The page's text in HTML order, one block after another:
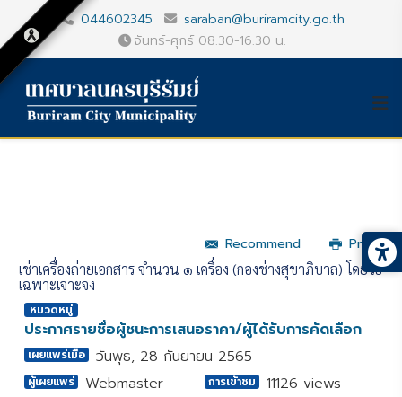
044602345
saraban@buriramcity.go.th
จันทร์-ศุกร์ 08.30-16.30 น.
Recommend
Print
เช่าเครื่องถ่ายเอกสาร จำนวน ๑ เครื่อง (กองช่างสุขาภิบาล) โดยวิธี
เฉพาะเจาะจง
หมวดหมู่
ประกาศรายชื่อผู้ชนะการเสนอราคา/ผู้ได้รับการคัดเลือก
เผยแพร่เมื่อ วันพุธ, 28 กันยายน 2565
ผู้เผยแพร่ Webmaster การเข้าชม 11126 views